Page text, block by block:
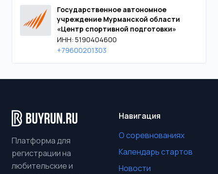
Государственное автономное
учреждение Мурманской области
«Центр спортивной подготовки»
ИНН: 5190404600
+79600201303
Платформа для
регистрации на
любительские и
Навигация
О соревнованиях
Календарь стартов
Новости